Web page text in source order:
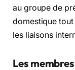
au groupe de
domestique tout
les liaisons
Les